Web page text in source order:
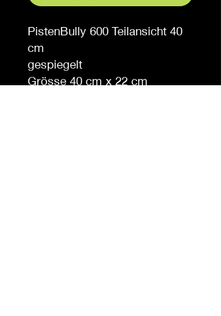
PistenBully 600 Teilansicht 40
cm
gespiegelt
Grösse 40 cm x 22 cm